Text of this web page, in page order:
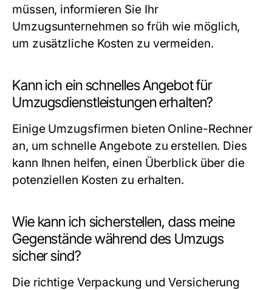
müssen, informieren Sie Ihr
Umzugsunternehmen so früh wie möglich,
um zusätzliche Kosten zu vermeiden.
Kann ich ein schnelles Angebot für
Umzugsdienstleistungen erhalten?
Einige Umzugsfirmen bieten Online-Rechner
an, um schnelle Angebote zu erstellen. Dies
kann Ihnen helfen, einen Überblick über die
potenziellen Kosten zu erhalten.
Wie kann ich sicherstellen, dass meine
Gegenstände während des Umzugs
sicher sind?
Die richtige Verpackung und Versicherung